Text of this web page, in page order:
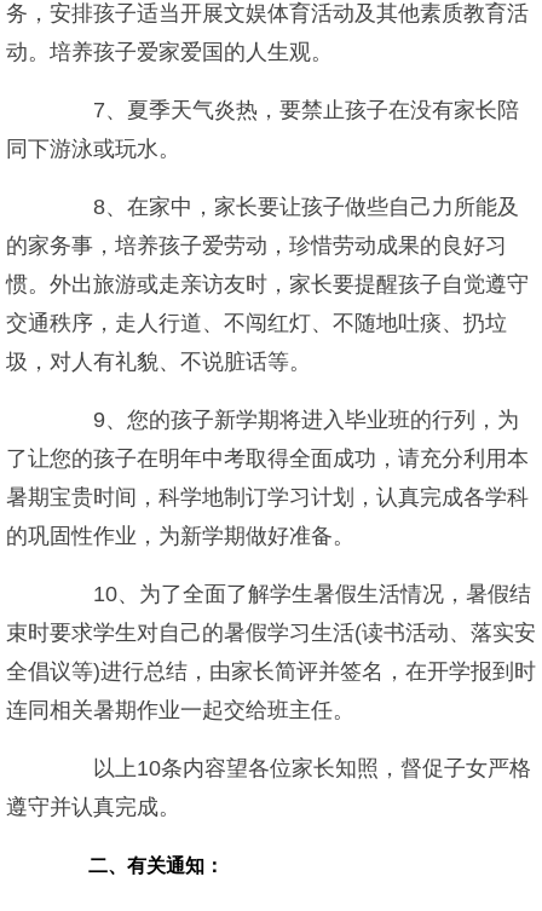
务，安排孩子适当开展文娱体育活动及其他素质教育活
动。培养孩子爱家爱国的人生观。
7、夏季天气炎热，要禁止孩子在没有家长陪
同下游泳或玩水。
8、在家中，家长要让孩子做些自己力所能及
的家务事，培养孩子爱劳动，珍惜劳动成果的良好习
惯。外出旅游或走亲访友时，家长要提醒孩子自觉遵守
交通秩序，走人行道、不闯红灯、不随地吐痰、扔垃
圾，对人有礼貌、不说脏话等。
9、您的孩子新学期将进入毕业班的行列，为
了让您的孩子在明年中考取得全面成功，请充分利用本
暑期宝贵时间，科学地制订学习计划，认真完成各学科
的巩固性作业，为新学期做好准备。
10、为了全面了解学生暑假生活情况，暑假结
束时要求学生对自己的暑假学习生活(读书活动、落实安
全倡议等)进行总结，由家长简评并签名，在开学报到时
连同相关暑期作业一起交给班主任。
以上10条内容望各位家长知照，督促子女严格
遵守并认真完成。
二、有关通知：